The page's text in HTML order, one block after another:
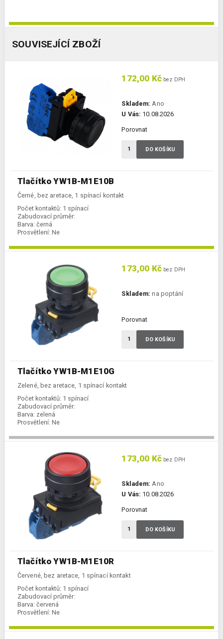
SOUVISEJÍCÍ ZBOŽÍ
Tlačítko YW1B-M1E10B
Černé, bez aretace, 1 spínací kontakt
Počet kontaktů: 1 spínací
Zabudovací průměr:
Barva: černá
Prosvětlení: Ne
172,00 Kč bez DPH
Skladem: Ano
U Vás: 10.08.2026
Porovnat
DO KOŠÍKU
Tlačítko YW1B-M1E10G
Zelené, bez aretace, 1 spínací kontakt
Počet kontaktů: 1 spínací
Zabudovací průměr:
Barva: zelená
Prosvětlení: Ne
173,00 Kč bez DPH
Skladem: na poptání
Porovnat
DO KOŠÍKU
Tlačítko YW1B-M1E10R
Červené, bez aretace, 1 spínací kontakt
Počet kontaktů: 1 spínací
Zabudovací průměr:
Barva: červená
Prosvětlení: Ne
173,00 Kč bez DPH
Skladem: Ano
U Vás: 10.08.2026
Porovnat
DO KOŠÍKU